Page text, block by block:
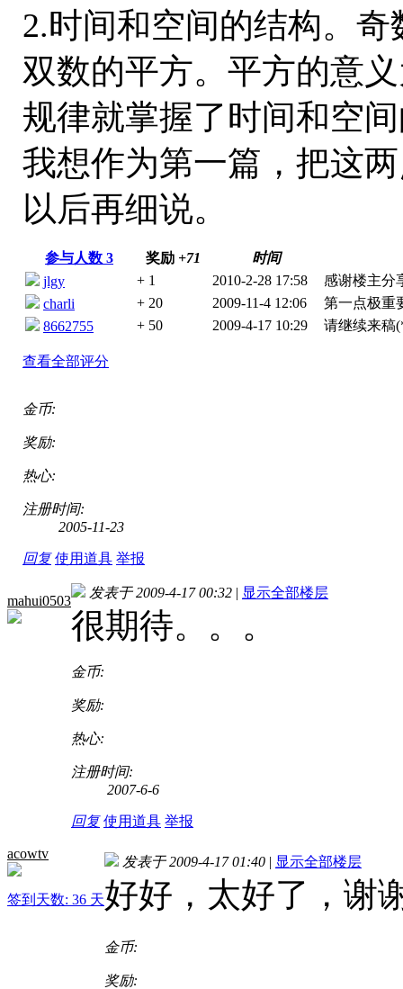
2.时间和空间的结构。
双数的平方。平方的意
规律就掌握了时间和空
我想作为第一篇，把这
以后再细说。
参与人数 3 奖励 +71
时间
jlgy
+ 1 2010-2-28 17:58
感谢楼主分
charli
+ 20 2009-11-4 12:06
第一点极重
8662755
+ 50 2009-4-17 10:29 请继续来
查看全部评分
金币:
奖励:
热心:
注册时间:
2005-11-23
回复 使用道具 举报
mahui0503
发表于 2009-4-17 00:32 | 显示全部楼层
很期待。。。
金币:
奖励:
热心:
注册时间:
2007-6-6
回复 使用道具 举报
acowtv
签到天数: 36 天
发表于 2009-4-17 01:40 | 显示全部楼层
好好，太好了，谢
金币:
奖励: